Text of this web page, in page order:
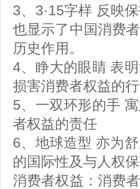
3、3·15字样 反映
也显示了中国消费
历史作用。
4、睁大的眼睛 表
损害消费者权益的
5、一双环形的手
者权益的责任
6、地球造型 亦为
的国际性及与人权
消费者权益：消费